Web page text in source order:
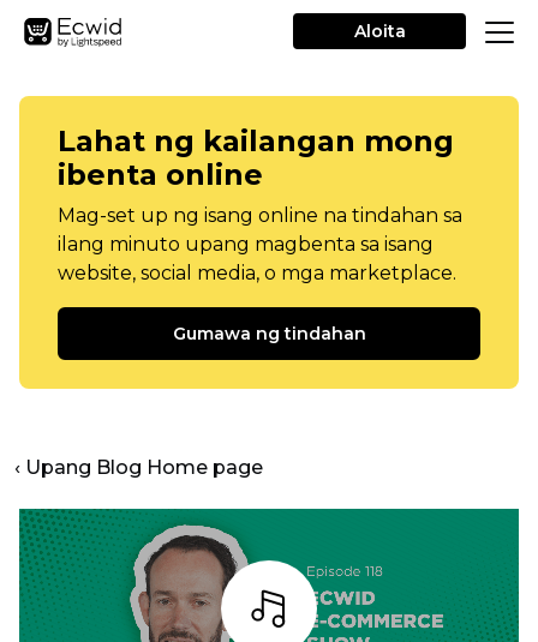
Aloita
Lahat ng kailangan mong
ibenta online
Mag-set up ng isang online na tindahan sa
ilang minuto upang magbenta sa isang
website, social media, o mga marketplace.
Gumawa ng tindahan
‹ Upang Blog Home page